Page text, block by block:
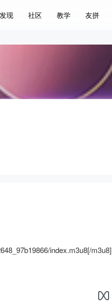
发现 社区 教学 友拼
index.m3u8[/m3u8]